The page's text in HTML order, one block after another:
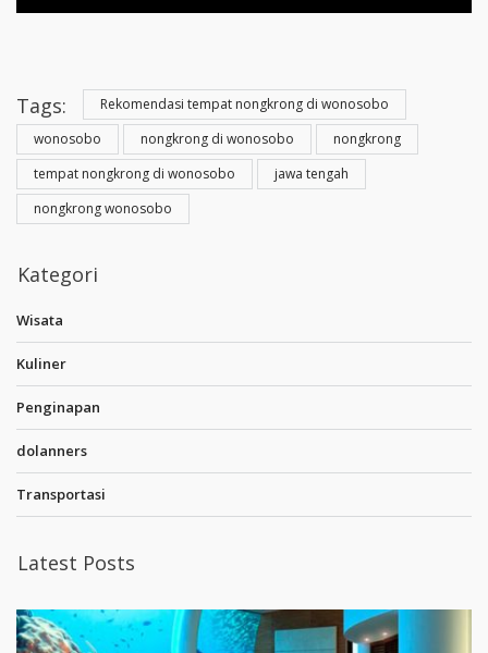
Tags:
Rekomendasi tempat nongkrong di wonosobo
wonosobo
nongkrong di wonosobo
nongkrong
tempat nongkrong di wonosobo
jawa tengah
nongkrong wonosobo
Kategori
Wisata
Kuliner
Penginapan
dolanners
Transportasi
Latest Posts